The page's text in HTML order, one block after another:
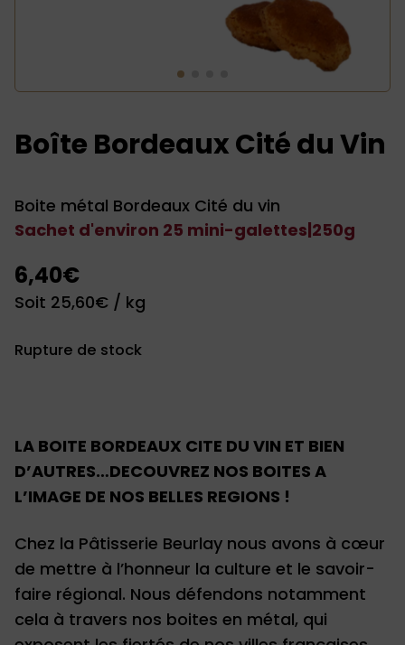
Boîte Bordeaux Cité du Vin
Boite métal Bordeaux Cité du vin
Sachet d'environ 25 mini-galettes|250g
6,40€
Soit 25,60€ / kg
Rupture de stock
LA BOITE BORDEAUX CITE DU VIN ET BIEN
D’AUTRES…DECOUVREZ NOS BOITES A
L’IMAGE DE NOS BELLES REGIONS !
Chez la Pâtisserie Beurlay nous avons à cœur
de mettre à l’honneur la culture et le savoir-
faire régional. Nous défendons notamment
cela à travers nos boites en métal, qui